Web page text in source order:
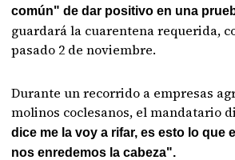
común" de dar positivo en una
guardará la cuarentena requerida,
pasado 2 de noviembre.
Durante un recorrido a empresas
molinos coclesanos, el mandatario
dice me la voy a rifar, es esto lo que
nos enredemos la cabeza".